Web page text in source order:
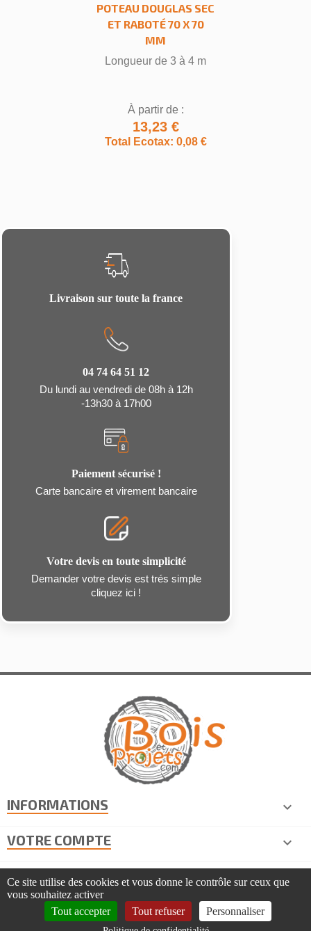
POTEAU DOUGLAS SEC
ET RABOTÉ 70 X 70
MM
Longueur de 3 à 4 m
À partir de :
13,23 €
Total Ecotax: 0,08 €
Livraison sur toute la france
04 74 64 51 12
Du lundi au vendredi de 08h à 12h
-13h30 à 17h00
Paiement sécurisé !
Carte bancaire et virement bancaire
Votre devis en toute simplicité
Demander votre devis est trés simple
cliquez ici !
INFORMATIONS

VOTRE COMPTE

INFORMATIONS DE CONTACT
keyboard_arrow_down
COPYRIGHT © 2026 BOIS ET PROJETS | TOUS DROITS
RÉSERVÉS | CRÉATION TOOEASY
Ce site utilise des cookies et vous donne le contrôle sur ceux que
vous souhaitez activer
Tout accepter
Tout refuser Personnaliser